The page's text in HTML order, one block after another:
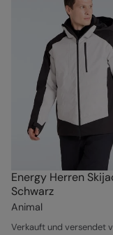
Energy Herren
Schwarz
Animal
Verkauft und versendet